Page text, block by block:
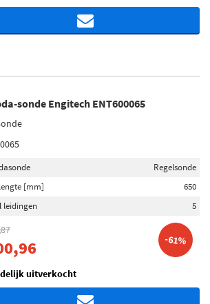
sonde Engitech ENT600065
Regelsonde
[mm]
650
leidingen
5
-61%
uitverkocht